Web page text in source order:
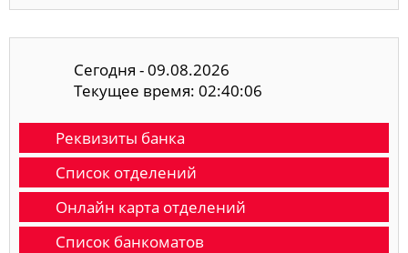
Сегодня - 09.08.2026
Текущее время: 02:40:06
Реквизиты банка
Список отделений
Онлайн карта отделений
Список банкоматов